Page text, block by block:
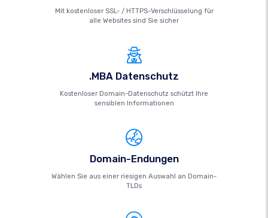
Mit kostenloser SSL- / HTTPS-Verschlüsselung für
alle Websites sind Sie sicher
.MBA Datenschutz
Kostenloser Domain-Datenschutz schützt Ihre
sensiblen Informationen
Domain-Endungen
Wählen Sie aus einer riesigen Auswahl an Domain-
TLDs